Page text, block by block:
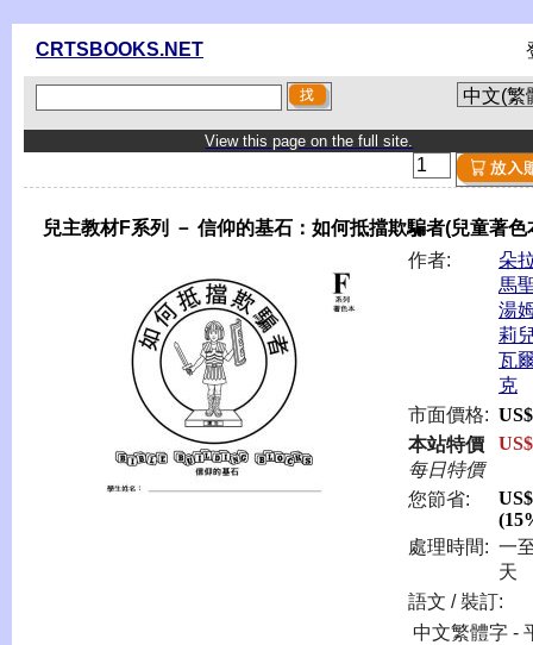
CRTSBOOKS.NET
View this page on the full site.
兒主教材F系列 － 信仰的基石：如何抵擋欺騙者(兒童著色
作者:
朵
馬
湯
莉
瓦
克
市面價格:
本站特價
每日特價
您節省:
處理時間: 一
天
語文 / 裝訂:
中文繁體字 -